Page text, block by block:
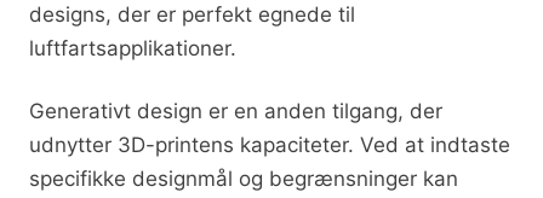
designs, der er perfekt egnede til
luftfartsapplikationer.
Generativt design er en anden tilgang, der
udnytter 3D-printens kapaciteter. Ved at indtaste
specifikke designmål og begrænsninger kan